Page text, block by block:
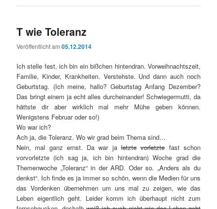
T wie Toleranz
Veröffentlicht am05.12.2014
Ich stelle fest, ich bin ein bißchen hintendran. Vorweihnachtszeit,
Familie, Kinder, Krankheiten. Verstehste. Und dann auch noch
Geburtstag. (Ich meine, hallo? Geburtstag Anfang Dezember?
Das bringt einem ja echt alles durcheinander! Schwiegermutti, da
hättste dir aber wirklich mal mehr Mühe geben können.
Wenigstens Februar oder so!)
Wo war ich?
Ach ja, die Toleranz. Wo wir grad beim Thema sind…
Nein, mal ganz ernst. Da war jaletzte vorletztefast schon
vorvorletzte (ich sag ja, ich bin hintendran) Woche grad die
Themenwoche „Toleranz“ in der ARD. Oder so. „Anders als du
denkst“. Ich finde es ja immer so schön, wenn die Medien für uns
das Vordenken übernehmen um uns mal zu zeigen, wie das
Leben eigentlich geht. Leider komm ich überhaupt nicht zum